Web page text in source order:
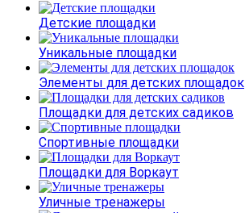
Детские площадки
Уникальные площадки
Элементы для детских площадок
Площадки для детских садиков
Спортивные площадки
Площадки для Воркаут
Уличные тренажеры